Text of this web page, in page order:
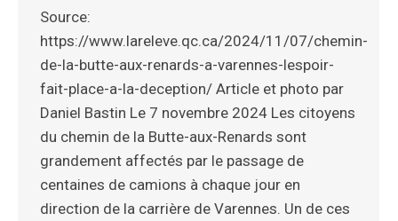
Source:
https://www.lareleve.qc.ca/2024/11/07/chemin-
de-la-butte-aux-renards-a-varennes-lespoir-
fait-place-a-la-deception/ Article et photo par
Daniel Bastin Le 7 novembre 2024 Les citoyens
du chemin de la Butte-aux-Renards sont
grandement affectés par le passage de
centaines de camions à chaque jour en
direction de la carrière de Varennes. Un de ces